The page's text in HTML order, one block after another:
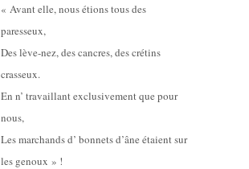
« Avant elle, nous étions tous des
paresseux,
Des lève-nez, des cancres, des crétins
crasseux.
En n’ travaillant exclusivement que pour
nous,
Les marchands d’ bonnets d’âne étaient sur
les genoux » !